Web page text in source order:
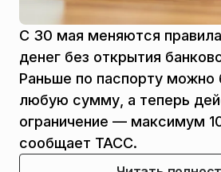
С 30 мая меняются
денег без открытия
Раньше по паспорту можно
любую сумму, а теперь
ограничение — максимум
сообщает ТАСС.